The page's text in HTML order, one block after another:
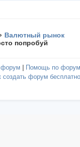
Валютный рынок
попробуй
форум Помощь по